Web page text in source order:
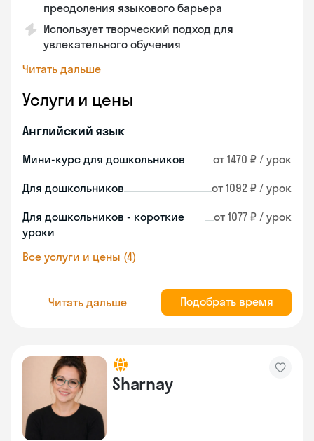
преодоления языкового барьера
Использует творческий подход для
увлекательного обучения
Читать дальше
Услуги и цены
Английский язык
Мини-курс для дошкольников от 1470 ₽ / урок
Для дошкольников от 1092 ₽ / урок
Для дошкольников - короткие
уроки
от 1077 ₽ / урок
Все услуги и цены (4)
Читать дальше Подобрать время
Sharnay